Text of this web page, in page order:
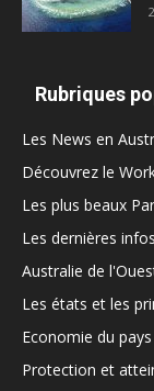
Rubriques
Les News en
Découvrez le
Les plus beaux
Les dernières
Australie de
Les états et les
Economie du
Protection et